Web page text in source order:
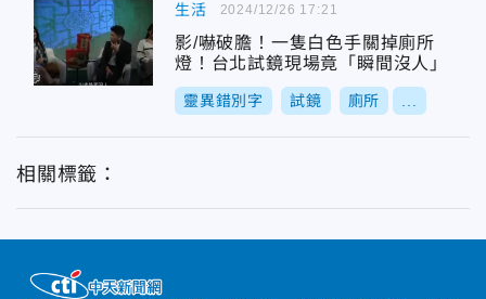
生活
影/嚇破膽！一隻白色手關掉廁所
燈！台北試鏡現場竟「瞬間沒人」
靈異錯別字 試鏡 廁所
2024/12/26 17:21
相關標籤：